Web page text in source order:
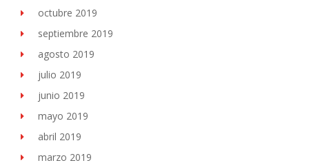
octubre 2019
septiembre 2019
agosto 2019
julio 2019
junio 2019
mayo 2019
abril 2019
marzo 2019